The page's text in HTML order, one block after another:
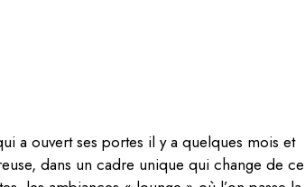
a ouvert ses portes il y a quelques mois et
dans un cadre unique qui change de ce